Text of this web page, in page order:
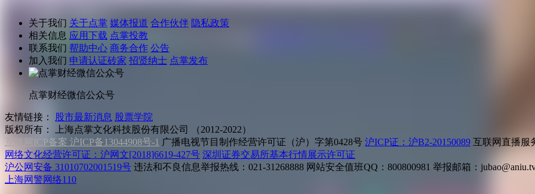
关于我们 关于点掌 媒体报道 合作伙伴 隐私政策
相关信息 应用下载 点掌投教
联系我们 帮助中心 商务合作 公告
加入我们 申请认证砖家 招贤纳士 点掌发布
点掌财经微信公众号
友情链接： 股市最新消息 股票学院
版权所有：
上海点掌文化科技股份有限公司 （2012-2022）
互联网ICP备案 沪ICP备13044908号-1 广播电视节目制作经营许可证（沪）字第0428号 沪ICP证：沪B2-20150089 互联网直播服
网络文化经营许可证：沪网文[2018]6619-427号 深圳证券交易所基本行情展示许可证
沪公网安备 31010702001519号 违法和不良信息举报热线：021-31268888 网站安全值班QQ：800800981 举报邮箱：
上海网警网络110